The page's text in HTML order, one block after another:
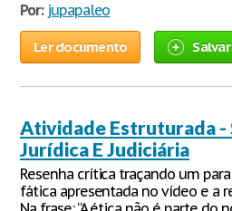
Por: jupapaleo
Ler documento Salvar
Atividade Estruturada -
Jurídica E Judiciária
Resenha crítica traçando um
fática apresentada no vídeo e a